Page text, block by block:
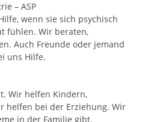
– ASP
wenn sie sich psychisch
fühlen. Wir beraten,
Auch Freunde oder jemand
uns Hilfe.
Wir helfen Kindern,
helfen bei der Erziehung. Wir
in der Familie gibt.